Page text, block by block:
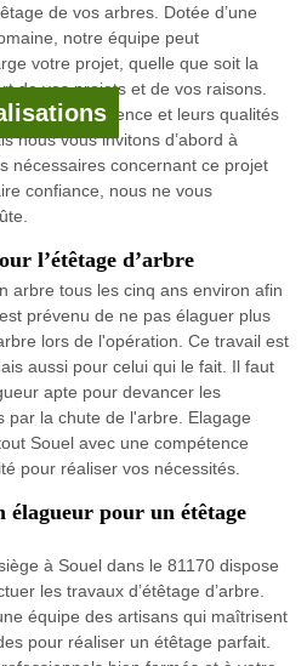
de vos arbres. Dotée d’une
notre équipe peut
votre projet, quelle que soit la
de vos projets et de vos raisons.
leur compétence et leurs qualités
nous vous invitons d’abord à
nécessaires concernant ce projet
confiance, nous ne vous
l’étêtage d’arbre
arbre tous les cinq ans environ afin
prévenu de ne pas élaguer plus
lors de l'opération. Ce travail est
aussi pour celui qui le fait. Il faut
apte pour devancer les
par la chute de l'arbre. Elagage
Souel avec une compétence
pour réaliser vos nécessités.
élagueur pour un étêtage
à Souel dans le 81170 dispose
les travaux d’étêtage d’arbre.
équipe des artisans qui maîtrisent
pour réaliser un étêtage parfait.